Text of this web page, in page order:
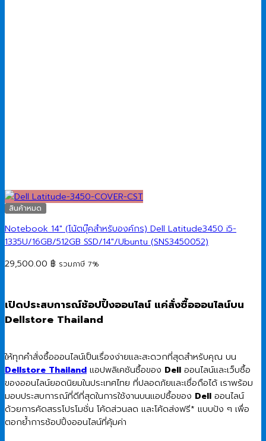
สินค้าหมด
Notebook 14″ (โน้ตบุ๊คสำหรับองค์กร) Dell Latitude3450 i5-
1335U/16GB/512GB SSD/14″/Ubuntu (SNS3450052)
29,500.00 ฿ รวมภาษี 7%
เปิดประสบการณ์ช้อปปิ้งออนไลน์ แค่สั่งซื้อออนไลน์บน
Dellstore Thailand
ให้ทุกคำสั่งซื้อออนไลน์เป็นเรื่องง่ายและสะดวกที่สุดสำหรับคุณ บน
Dellstore Thailand แอปพลิเคชันซื้อของ Dell ออนไลน์และเว็บซื้อ
ของออนไลน์ยอดนิยมในประเทศไทย ที่ปลอดภัยและเชื่อถือได้ เราพร้อม
มอบประสบการณ์ที่ดีที่สุดในการใช้งานบนแอปซื้อของ Dell ออนไลน์
ด้วยการคัดสรรโปรโมชั่น โค้ดส่วนลด และโค้ดส่งฟรี* แบบปัง ๆ เพื่อ
ตอกย้ำการช้อปปิ้งออนไลน์ที่คุ้มค่า